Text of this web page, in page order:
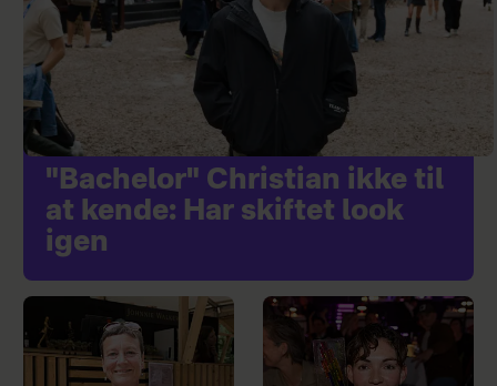
"Bachelor" Christian ikke til
at kende: Har skiftet look
igen